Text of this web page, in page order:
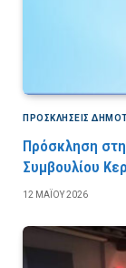
ΠΡΟΣΚΛΉΣΕΙΣ
Πρόσκληση
Συμβουλίου
12 ΜΑΪ́ΟΥ 2026